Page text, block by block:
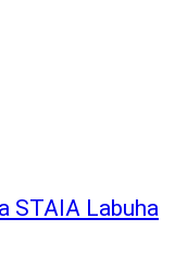
STAIA Labuha